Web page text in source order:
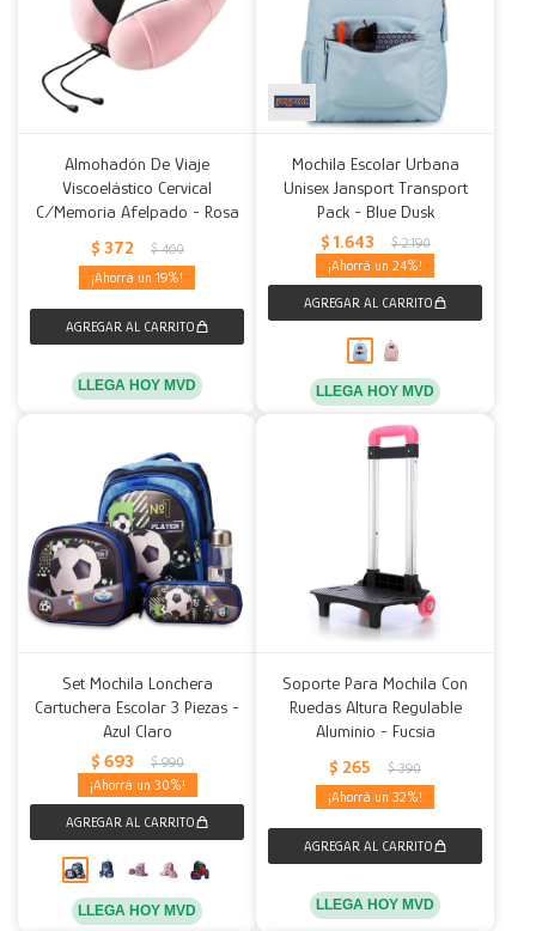
Almohadón De Viaje
Viscoelástico Cervical
C/Memoria Afelpado - Rosa
$ 372 $ 460
19
LLEGA HOY MVD
Mochila Escolar Urbana
Unisex Jansport Transport
Pack - Blue Dusk
$ 1.643 $ 2.190
24
LLEGA HOY MVD
Set Mochila Lonchera
Cartuchera Escolar 3 Piezas -
Azul Claro
$ 693 $ 990
30
LLEGA HOY MVD
Soporte Para Mochila Con
Ruedas Altura Regulable
Aluminio - Fucsia
$ 265 $ 390
32
LLEGA HOY MVD